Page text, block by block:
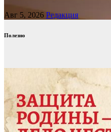
Авг 5, 2026 Редакция
Полезно